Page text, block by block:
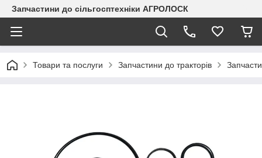
Запчастини до сільгосптехніки АГРОЛОСК
Товари та послуги Запчастини до тракторів